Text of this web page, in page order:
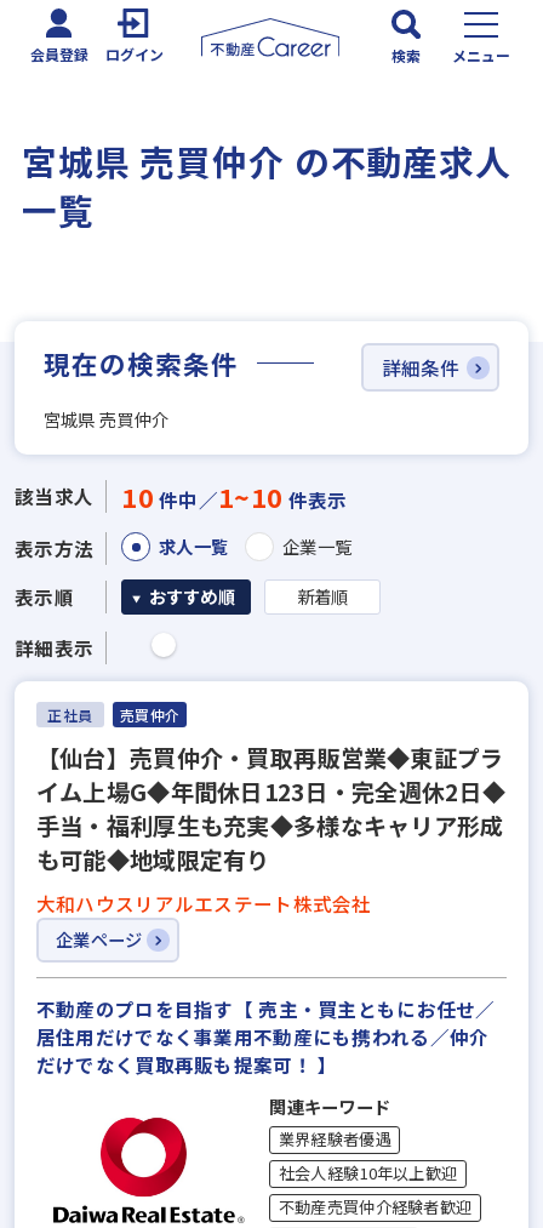
会員登録 ログイン 検索 メニュー
宮城県 売買仲介 の不動産求人
一覧
現在の検索条件
宮城県 売買仲介
詳細条件
該当求人 10 件中／1~10 件表示
表示方法
求人一覧 企業一覧
表示順 おすすめ順 新着順
詳細表示
正社員 売買仲介
【仙台】売買仲介・買取再販営業◆東証プラ
イム上場G◆年間休日123日・完全週休2日◆
手当・福利厚生も充実◆多様なキャリア形成
も可能◆地域限定有り
大和ハウスリアルエステート株式会社
企業ページ
不動産のプロを目指す【 売主・買主ともにお任せ／
居住用だけでなく事業用不動産にも携われる／仲介
だけでなく買取再販も提案可！ 】
関連キーワード
業界経験者優遇
社会人経験10年以上歓迎
不動産売買仲介経験者歓迎